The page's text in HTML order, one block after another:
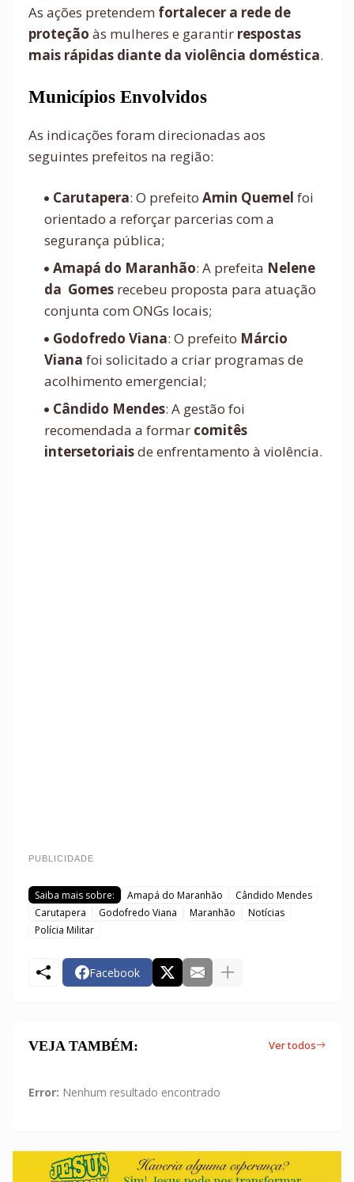
As ações pretendem fortalecer a rede de
proteção às mulheres e garantir respostas
mais rápidas diante da violência doméstica.
Municípios Envolvidos
As indicações foram direcionadas aos
seguintes prefeitos na região:
Carutapera: O prefeito Amin Quemel foi
orientado a reforçar parcerias com a
segurança pública;
Amapá do Maranhão: A prefeita Nelene
da Gomes recebeu proposta para atuação
conjunta com ONGs locais;
Godofredo Viana: O prefeito Márcio
Viana foi solicitado a criar programas de
acolhimento emergencial;
Cândido Mendes: A gestão foi
recomendada a formar comitês
intersetoriaisde enfrentamento à violência.
PUBLICIDADE
Saiba mais sobre: Amapá do Maranhão
Cândido Mendes
Carutapera
Godofredo Viana Maranhão
Notícias
Polícia Militar
Facebook
VEJA TAMBÉM: Ver todos
Error: Nenhum resultado encontrado